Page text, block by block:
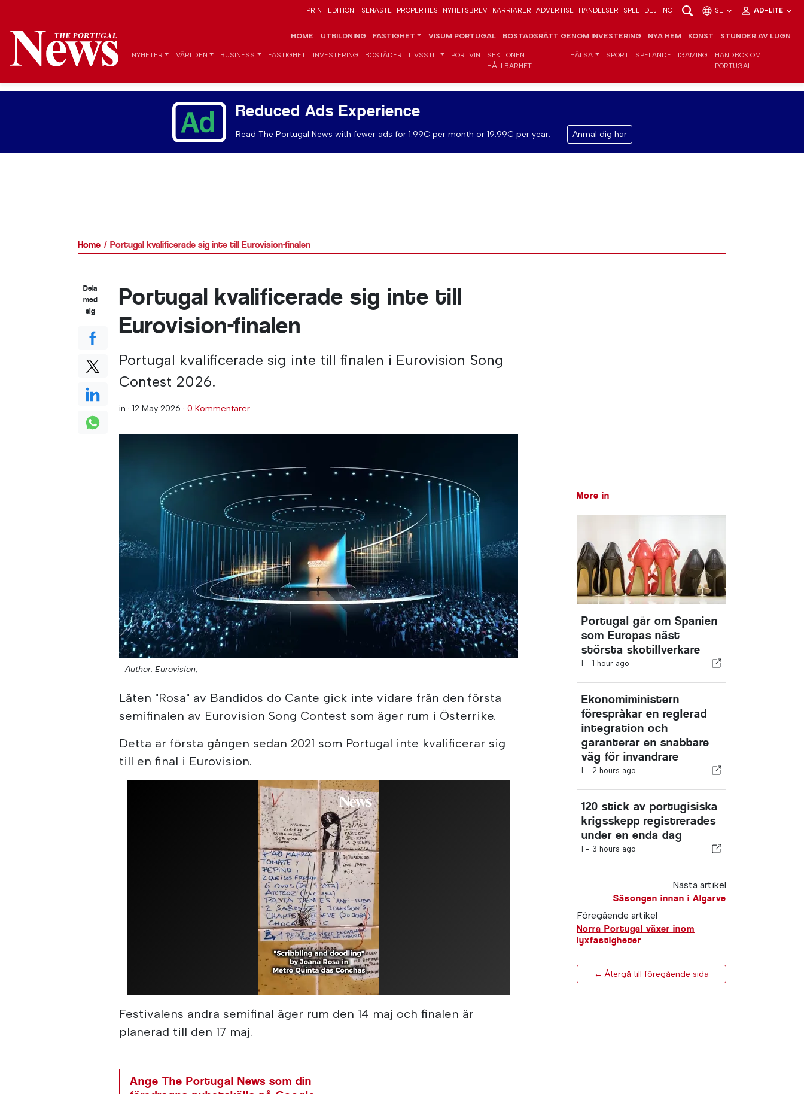
PRINT EDITION SENASTE PROPERTIES NYHETSBREV KARRIÄRER ADVERTISE HÄNDELSER SPEL DEJTING SE AD-LITE
HOME UTBILDNING FASTIGHET VISUM PORTUGAL BOSTADSRÄTT GENOM INVESTERING NYA HEM KONST STUNDER AV LUGN
NYHETER VÄRLDEN BUSINESS FASTIGHET INVESTERING BOSTÄDER LIVSSTIL PORTVIN
SEKTIONEN
HÅLLBARHET
HÄLSA SPORT SPELANDE IGAMING
HANDBOK OM
PORTUGAL
Reduced Ads Experience
Read The Portugal News with fewer ads for 1.99€ per month or 19.99€ per year. Anmäl dig här
Home Portugal kvalificerade sig inte till Eurovision-finalen
Portugal kvalificerade sig inte till
Eurovision-finalen
Portugal kvalificerade sig inte till finalen i Eurovision Song
Contest 2026.
in ·12 May 2026 ·0 Kommentarer
Author: Eurovision;
Låten "Rosa" av Bandidos do Cante gick inte vidare från den första
semifinalen av Eurovision Song Contest som äger rum i Österrike.
Detta är första gången sedan 2021 som Portugal inte kvalificerar sig
till en final i Eurovision.
Festivalens andra semifinal äger rum den 14 maj och finalen är
planerad till den 17 maj.
Ange The Portugal News som din
Dela
med
sig
More in
Portugal går om Spanien
som Europas näst
största skotillverkare
I - 1 hour ago
Ekonomiministern
förespråkar en reglerad
integration och
garanterar en snabbare
väg för invandrare
I - 2 hours ago
120 stick av portugisiska
krigsskepp registrerades
under en enda dag
I - 3 hours ago
Nästa artikel
Säsongen innan i Algarve
Föregående artikel
Norra Portugal växer inom
lyxfastigheter
← Återgå till föregående sida